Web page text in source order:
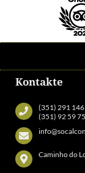
Kontakte
(351) 291
(351) 92 59
Caminho do